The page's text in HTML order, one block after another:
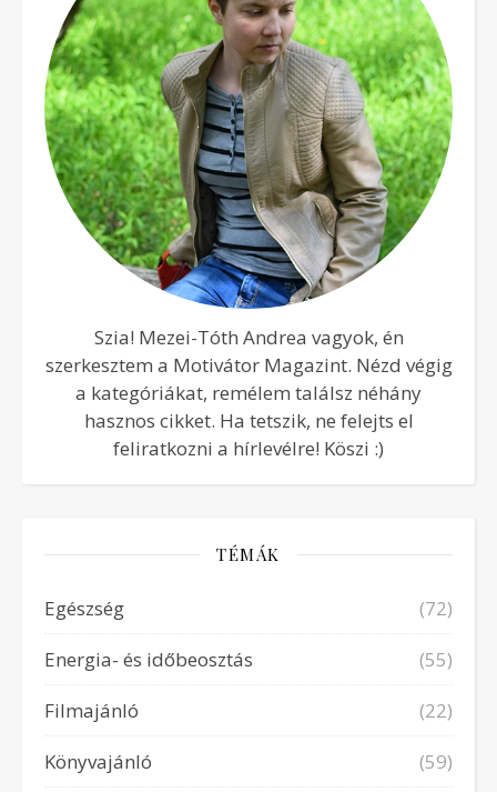
Szia! Mezei-Tóth Andrea vagyok, én
szerkesztem a Motivátor Magazint. Nézd végig
a kategóriákat, remélem találsz néhány
hasznos cikket. Ha tetszik, ne felejts el
feliratkozni a hírlevélre! Köszi :)
TÉMÁK
Egészség
(72)
Energia- és időbeosztás
(55)
Filmajánló
(22)
Könyvajánló
(59)